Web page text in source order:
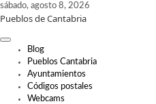
Skip
to
sábado, agosto 8, 2026
Pueblos de Cantabria
Blog
Pueblos Cantabria
Ayuntamientos
Códigos postales
Webcams